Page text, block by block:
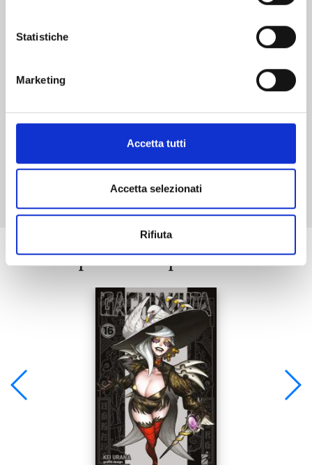
Statistiche
Marketing
Accetta tutti
Accetta selezionati
Rifiuta
Mostra tutto
Se ti è piaciuto prova anche: